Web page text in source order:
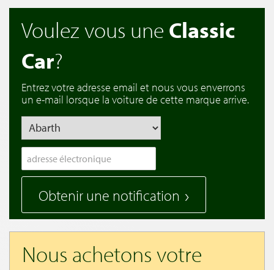
Voulez vous une Classic
Car?
Entrez votre adresse email et nous vous enverrons
un e-mail lorsque la voiture de cette marque arrive.
Obtenir une notification
Nous achetons votre